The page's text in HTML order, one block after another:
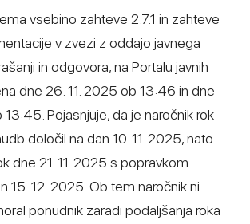
vsebino zahteve 2.7.1 in zahteve
v zvezi z oddajo javnega
in odgovora, na Portalu javnih
dne 26. 11. 2025 ob 13:46 in dne
Pojasnjuje, da je naročnik rok
določil na dan 10. 11. 2025, nato
dne 21. 11. 2025 s popravkom
15. 12. 2025. Ob tem naročnik ni
ponudnik zaradi podaljšanja roka